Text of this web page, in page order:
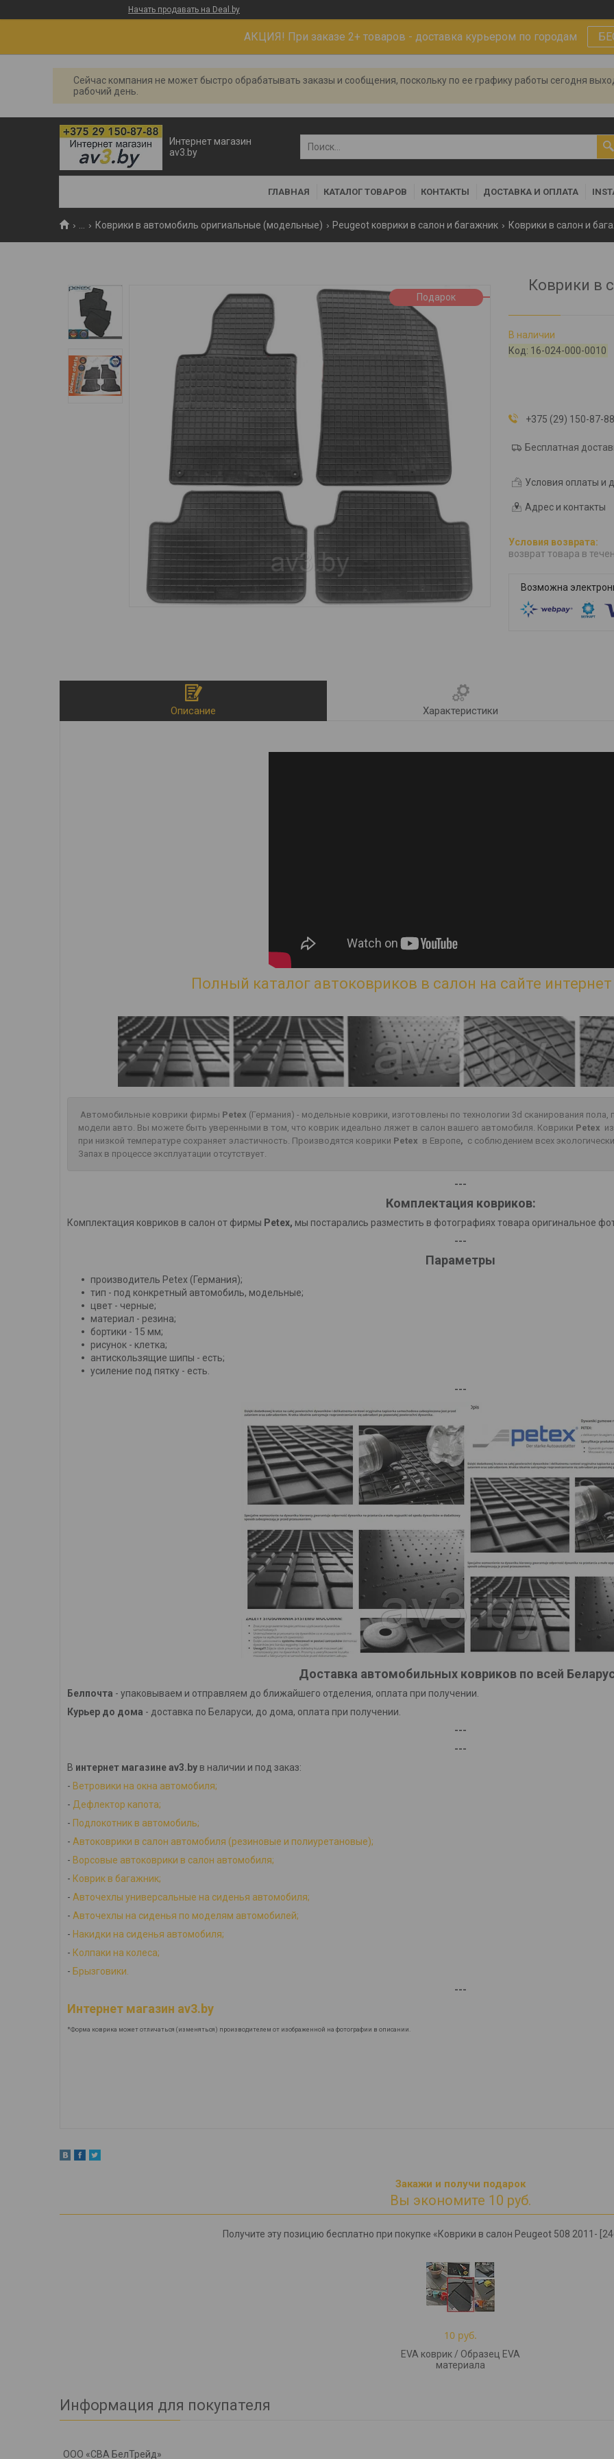
Начать продавать на Deal.by
АКЦИЯ! При заказе 2+ товаров - доставка курьером по городам
Сейчас компания не может быстро обрабатывать заказы и сообщения, поскольку по ее графику работы сегодня
рабочий день.
Интернет магазин
av3.by
ГЛАВНАЯ КАТАЛОГ ТОВАРОВ КОНТАКТЫ ДОСТАВКА И ОПЛАТА
Коврики в автомобиль оригиальные (модельные) Peugeot коврики в салон и багажник Коврики в салон и
Подарок
Коврики в
В наличии
Код: 16-024-000-0010
+375 (29) 150-87-
Бесплатная
Условия оплаты и
Адрес и контакты
возврат товара в
Описание Характеристики
Полный каталог автоковриков в салон на сайте
Автомобильные коврики фирмы Petex (Германия) - модельные коврики, изготовлены по технологии 3d сканирования
модели авто. Вы можете быть уверенными в том, что коврик идеально ляжет в салон вашего автомобиля. Коврики Petex
при низкой температуре сохраняет эластичность. Производятся коврики Petex в Европе, с соблюдением всех
Запах в процессе эксплуатации отсутствует.
---
Комплектация ковриков:
Комплектация ковриков в салон от фирмы Petex, мы постарались разместить в фотографиях товара оригинальное
---
Параметры
производитель Petex (Германия);
тип - под конкретный автомобиль, модельные;
цвет - черные;
материал - резина;
бортики - 15 мм;
рисунок - клетка;
антискользящие шипы - есть;
усиление под пятку - есть.
---
Доставка автомобильных ковриков по всей
Белпочта - упаковываем и отправляем до ближайшего отделения, оплата при получении.
Курьер до дома - доставка по Беларуси, до дома, оплата при получении.
---
---
В интернет магазине av3.by в наличии и под заказ:
- Ветровики на окна автомобиля;
- Дефлектор капота;
- Подлокотник в автомобиль;
- Автоковрики в салон автомобиля (резиновые и полиуретановые);
- Ворсовые автоковрики в салон автомобиля;
- Коврик в багажник;
- Авточехлы универсальные на сиденья автомобиля;
- Авточехлы на сиденья по моделям автомобилей;
- Накидки на сиденья автомобиля;
- Колпаки на колеса;
- Брызговики.
---
Интернет магазин av3.by
*Форма коврика может отличаться (изменяться) производителем от изображенной на фотографии в описании.
Закажи и получи подарок
Вы экономите 10 руб.
Получите эту позицию бесплатно при покупке «Коврики в салон Peugeot 508 2011-
10 руб.
EVA коврик / Образец EVA
материала
Информация для покупателя
ООО «СВА БелТрейд»